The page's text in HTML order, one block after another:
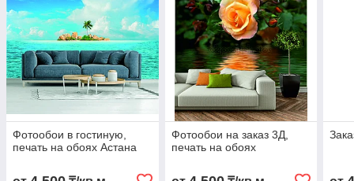
Фотообои в гостиную,
печать на обоях Астана
Фотообои на заказ 3Д,
печать на обоях